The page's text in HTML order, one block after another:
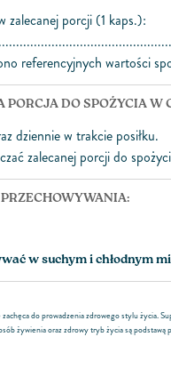
zalecanej porcji (1 kaps.):
referencyjnych wartości
PORCJA DO SPOŻYCIA W
dziennie w trakcie posiłku.
zalecanej porcji do
w suchym i chłodnym
zachęca do prowadzenia zdrowego stylu życia.
żywienia oraz zdrowy tryb życia są podstawą